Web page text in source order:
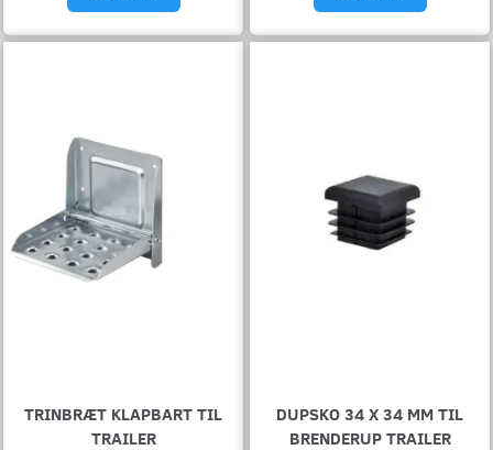
TRINBRÆT KLAPBART TIL
TRAILER
DUPSKO 34 X 34 MM TIL
BRENDERUP TRAILER